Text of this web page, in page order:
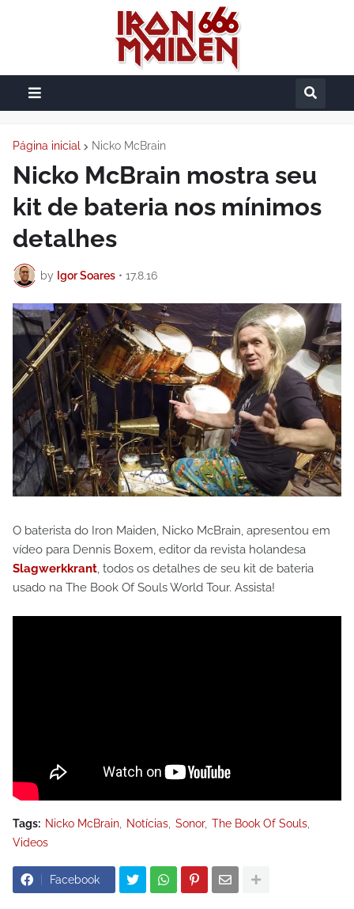
Página inicial Nicko McBrain
Nicko McBrain mostra seu
kit de bateria nos mínimos
detalhes
by Igor Soares • 17.8.16
O baterista do Iron Maiden, Nicko McBrain, apresentou em
vídeo para Dennis Boxem, editor da revista holandesa
Slagwerkkrant, todos os detalhes de seu kit de bateria
usado na The Book Of Souls World Tour. Assista!
Tags: Nicko McBrain Notícias Sonor The Book Of Souls
Videos
Facebook